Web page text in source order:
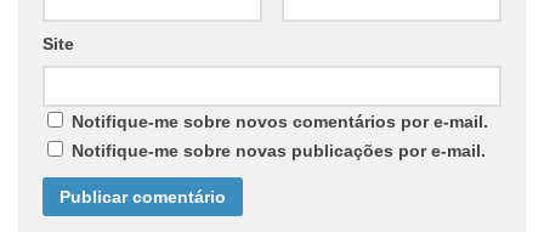
Site
Notifique-me sobre novos comentários por e-mail.
Notifique-me sobre novas publicações por e-mail.